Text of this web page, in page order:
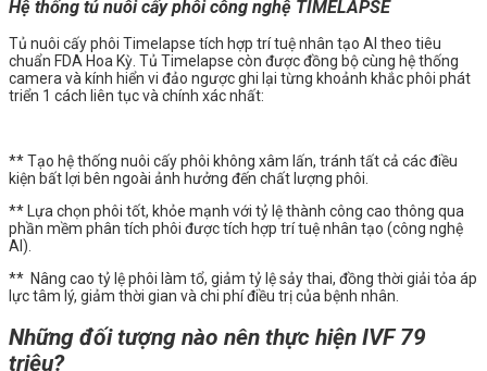
Hệ thống tủ nuôi cấy phôi công nghệ TIMELAPSE
Tủ nuôi cấy phôi Timelapse tích hợp trí tuệ nhân tạo AI theo tiêu
chuẩn FDA Hoa Kỳ. Tủ Timelapse còn được đồng bộ cùng hệ thống
camera và kính hiển vi đảo ngược ghi lại từng khoảnh khắc phôi phát
triển 1 cách liên tục và chính xác nhất:
**Tạo hệ thống nuôi cấy phôi không xâm lấn, tránh tất cả các điều
kiện bất lợi bên ngoài ảnh hưởng đến chất lượng phôi.
** Lựa chọn phôi tốt, khỏe mạnh với tỷ lệ thành công cao thông qua
phần mềm phân tích phôi được tích hợp trí tuệ nhân tạo (công nghệ
AI).
** Nâng cao tỷ lệ phôi làm tổ, giảm tỷ lệ sảy thai, đồng thời giải tỏa áp
lực tâm lý, giảm thời gian và chi phí điều trị của bệnh nhân.
Những đối tượng nào nên thực hiện IVF 79
triệu?